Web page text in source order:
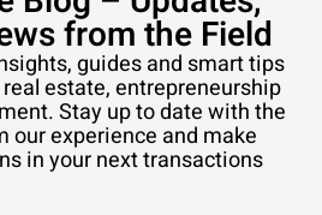
from the Field
guides and smart tips
estate, entrepreneurship
Stay up to date with the
our experience and make
in your next transactions.